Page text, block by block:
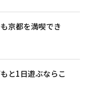
京都を満喫でき
と1日遊ぶならこ